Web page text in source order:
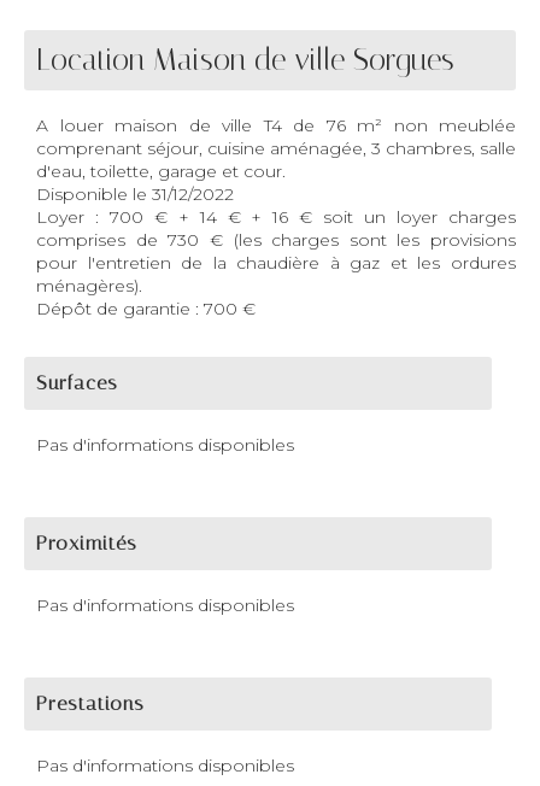
Location Maison de ville Sorgues
A louer maison de ville T4 de 76 m² non meublée
comprenant séjour, cuisine aménagée, 3 chambres, salle
d'eau, toilette, garage et cour.
Disponible le 31/12/2022
Loyer : 700 € + 14 € + 16 € soit un loyer charges
comprises de 730 € (les charges sont les provisions
pour l'entretien de la chaudière à gaz et les ordures
ménagères).
Dépôt de garantie : 700 €
Surfaces
Pas d'informations disponibles
Proximités
Pas d'informations disponibles
Prestations
Pas d'informations disponibles